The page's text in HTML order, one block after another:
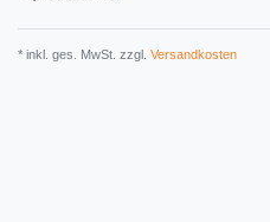
* inkl. ges. MwSt. zzgl. Versandkosten